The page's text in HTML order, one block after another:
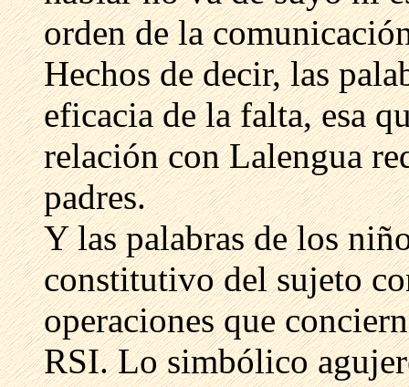
orden de la
Hechos de decir, las
eficacia de la falta, esa
relación con Lalengua
padres.
Y las palabras de los
constitutivo del sujeto
operaciones que
RSI. Lo simbólico